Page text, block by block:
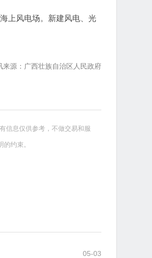
上风电场。新建风电、光
来源：广西壮族自治区人民政府
信息仅供参考，不做交易和服
约束。
05-03